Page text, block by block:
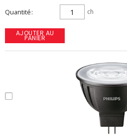
Quantité ch
AJOUTER AU
PANIER